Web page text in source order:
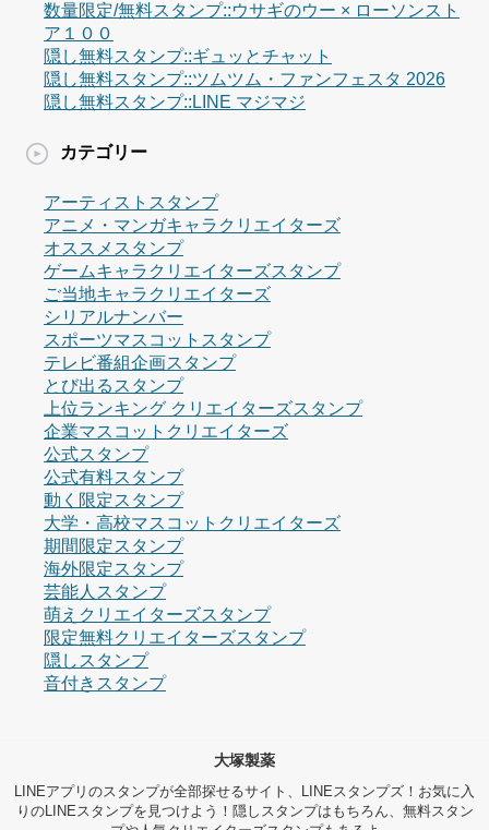
数量限定/無料スタンプ::ウサギのウー × ローソンスト
ア１００
隠し無料スタンプ::ギュッとチャット
隠し無料スタンプ::ツムツム・ファンフェスタ 2026
隠し無料スタンプ::LINE マジマジ
カテゴリー
アーティストスタンプ
アニメ・マンガキャラクリエイターズ
オススメスタンプ
ゲームキャラクリエイターズスタンプ
ご当地キャラクリエイターズ
シリアルナンバー
スポーツマスコットスタンプ
テレビ番組企画スタンプ
とび出るスタンプ
上位ランキング クリエイターズスタンプ
企業マスコットクリエイターズ
公式スタンプ
公式有料スタンプ
動く限定スタンプ
大学・高校マスコットクリエイターズ
期間限定スタンプ
海外限定スタンプ
芸能人スタンプ
萌えクリエイターズスタンプ
限定無料クリエイターズスタンプ
隠しスタンプ
音付きスタンプ
大塚製薬
LINEアプリのスタンプが全部探せるサイト、LINEスタンプズ！お気に入
りのLINEスタンプを見つけよう！隠しスタンプはもちろん、無料スタン